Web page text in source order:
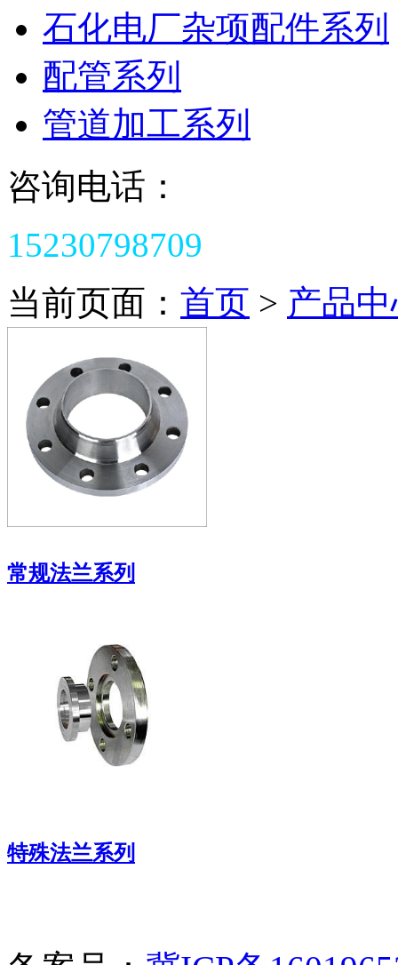
石化电厂杂项配件系列
配管系列
管道加工系列
咨询电话：
15230798709
当前页面： 首页 > 产品
常规法兰系列
特殊法兰系列